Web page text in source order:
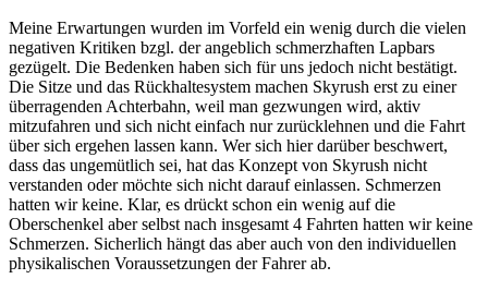
Meine Erwartungen wurden im Vorfeld ein wenig durch die vielen
negativen Kritiken bzgl. der angeblich schmerzhaften Lapbars
gezügelt. Die Bedenken haben sich für uns jedoch nicht bestätigt.
Die Sitze und das Rückhaltesystem machen Skyrush erst zu einer
überragenden Achterbahn, weil man gezwungen wird, aktiv
mitzufahren und sich nicht einfach nur zurücklehnen und die Fahrt
über sich ergehen lassen kann. Wer sich hier darüber beschwert,
dass das ungemütlich sei, hat das Konzept von Skyrush nicht
verstanden oder möchte sich nicht darauf einlassen. Schmerzen
hatten wir keine. Klar, es drückt schon ein wenig auf die
Oberschenkel aber selbst nach insgesamt 4 Fahrten hatten wir keine
Schmerzen. Sicherlich hängt das aber auch von den individuellen
physikalischen Voraussetzungen der Fahrer ab.